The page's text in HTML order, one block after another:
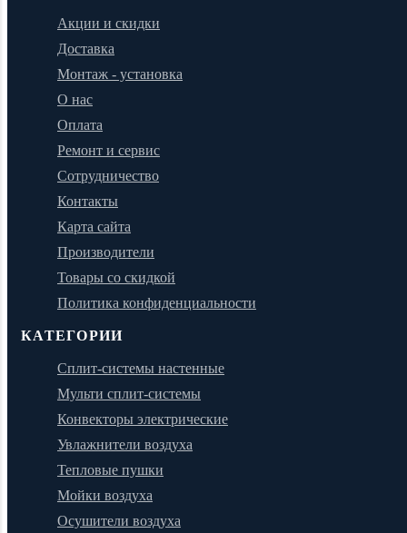
Акции и скидки
Доставка
Монтаж - установка
О нас
Оплата
Ремонт и сервис
Сотрудничество
Контакты
Карта сайта
Производители
Товары со скидкой
Политика конфиденциальности
КАТЕГОРИИ
Сплит-системы настенные
Мульти сплит-системы
Конвекторы электрические
Увлажнители воздуха
Тепловые пушки
Мойки воздуха
Осушители воздуха